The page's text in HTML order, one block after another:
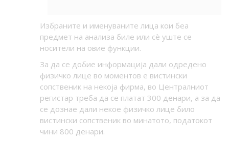
Избраните и именуваните лица кои беа
предмет на анализа биле или сè уште се
носители на овие функции.
За да се добие информација дали одредено
физичко лице во моментов е вистински
сопственик на некоја фирма, во Централниот
регистар треба да се платат 300 денари, а за да
се дознае дали некое физичко лице било
вистински сопственик во минатото, податокот
чини 800 денари.